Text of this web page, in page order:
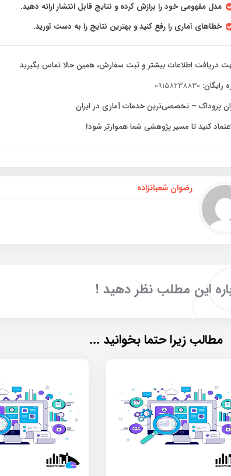
مدل مفهومی خود را برازش کرده و نتایج قابل انتشار ارائه دهید.
خطاهای آماری را رفع کنید و بهترین نتایج را به دست آورید.
دریافت اطلاعات بیشتر و ثبت سفارش، همین حالا تماس بگیرید:
رایگان:
پروداک – تخصصی‌ترین خدمات آماری در ایران
کنید تا مسیر پژوهشی شما هموارتر شود!
رضوان شعبانزاده
این مطلب نظر دهید !
مطالب زیرا حتما بخوانید ...